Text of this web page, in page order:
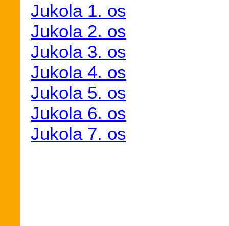
Jukola 1. os
Jukola 2. os
Jukola 3. os
Jukola 4. os
Jukola 5. os
Jukola 6. os
Jukola 7. os